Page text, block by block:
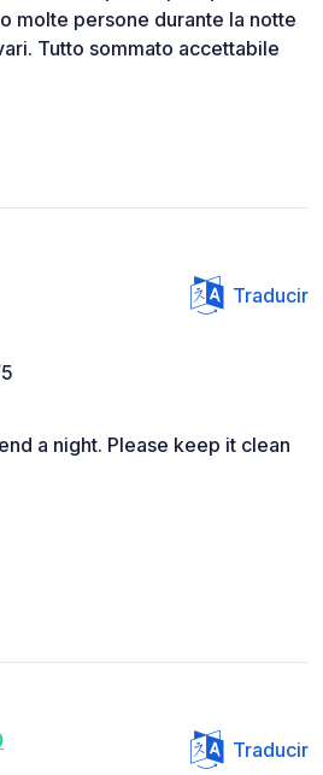
molte persone durante la notte
Tutto sommato accettabile
Traducir
a night. Please keep it clean
Traducir